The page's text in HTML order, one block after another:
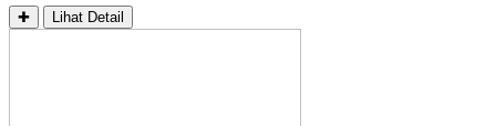
✚ Lihat Detail